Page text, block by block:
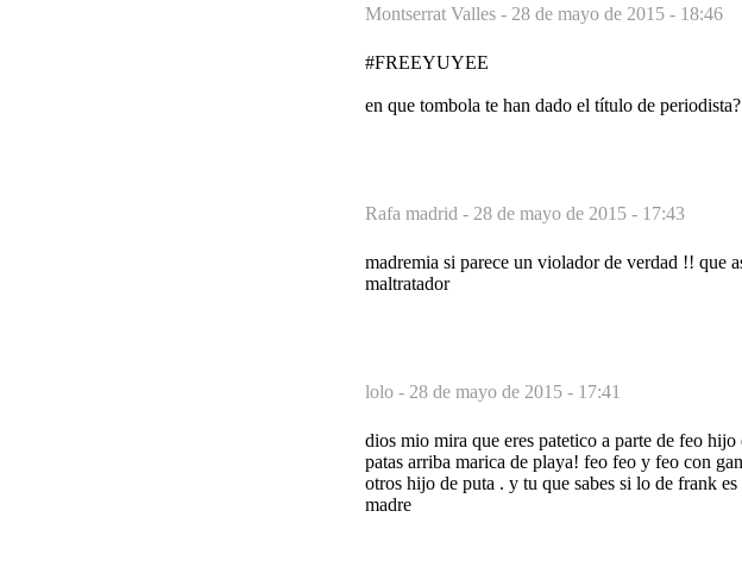
Montserrat Valles - 28 de mayo de 2015 - 18:46
#FREEYUYEE
en que tombola te han dado el título de periodista?
Rafa madrid - 28 de mayo de 2015 - 17:43
madremia si parece un violador de verdad !! que
maltratador
lolo - 28 de mayo de 2015 - 17:41
dios mio mira que eres patetico a parte de feo
patas arriba marica de playa! feo feo y feo con
otros hijo de puta . y tu que sabes si lo de frank
madre